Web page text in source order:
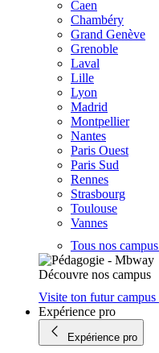
Caen
Chambéry
Grand Genève
Grenoble
Laval
Lille
Lyon
Madrid
Montpellier
Nantes
Paris Ouest
Paris Sud
Rennes
Strasbourg
Toulouse
Vannes
Tous nos campus
Découvre nos campus
Visite ton futur campus
Expérience pro
Expérience pro